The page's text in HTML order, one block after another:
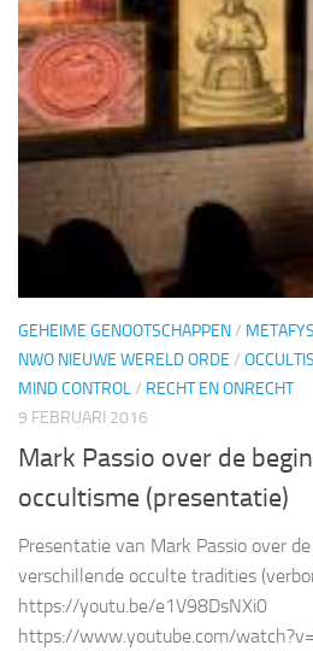
GEHEIME GENOOTSCHAPPEN/
NWO NIEUWE WERELD ORDE /
MIND CONTROL/ RECHT EN ONRECHT
9 FEBRUARI 2016
Mark Passio over de
occultisme (presentatie)
Presentatie van Mark Passio over
verschillende occulte tradities
https://youtu.be/e1V98DsNXi0
https://www.youtube.com/